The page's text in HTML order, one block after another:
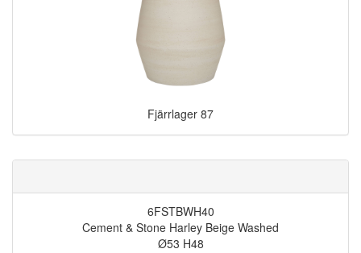
Fjärrlager 87
6FSTBWH40
Cement & Stone Harley Beige Washed
Ø53 H48